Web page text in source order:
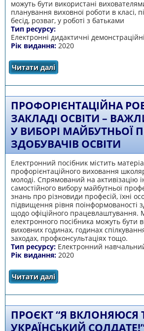
можуть бути використані
планування виховної роботи в класі,
бесід, розваг, у роботі з батьками
Тип ресурсу:
Електронні дидактичні
Рік видання: 2020
Читати даліпро Безпека дома, в
ПРОФОРІЄНТАЦІЙНА
ЗАКЛАДІ ОСВІТИ –
У ВИБОРІ МАЙБУТНЬОЇ
ЗДОБУВАЧІВ ОСВІТИ
Електронний посібник містить
профорієнтаційного виховання
молоді. Спрямований на активізацію
самостійного вибору майбутньої
знань про різновиди професій, їхні
підвищення рівня поінформованості
щодо офіційного працевлаштування.
електронного посібника можуть бути
виховних годинах, годинах
заходах, профконсультаціях тощо.
Тип ресурсу: Електронний
Рік видання: 2020
Читати далі
освіти – важлива ланка
професії
ПРОЄКТ “Я ВКЛОНЯЮСЯ
УКРАЇНСЬКИЙ